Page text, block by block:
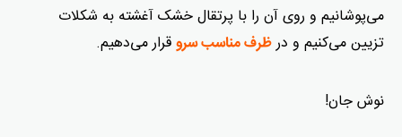
می‌پوشانیم و روی آن را با پرتقال خشک آغشته به شکلات
تزیین می‌کنیم و درظرف مناسب سرو قرار می‌دهیم.
نوش جان!